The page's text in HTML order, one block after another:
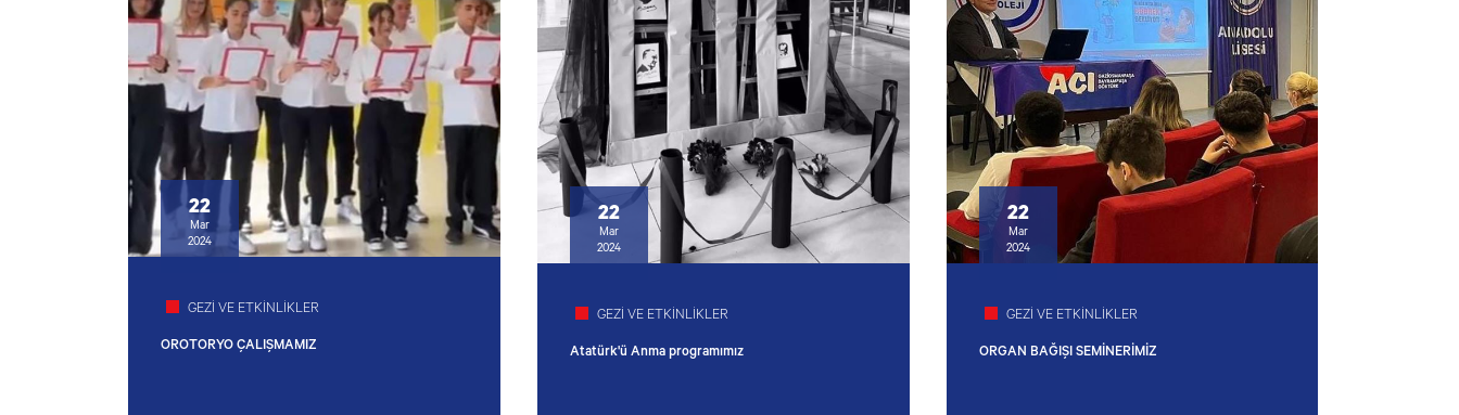
GEZİ VE ETKİNLİKLER
OROTORYO ÇALIŞMAMIZ
22
Mar
2024
GEZİ VE ETKİNLİKLER
Atatürk'ü Anma programımız
22
Mar
2024
GEZİ VE ETKİNLİKLER
ORGAN BAĞIŞI SEMİNERİMİZ
22
Mar
2024